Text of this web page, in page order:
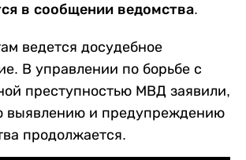
в сообщении ведомства.
ведется досудебное
В управлении по борьбе с
преступностью МВД заявили,
выявлению и предупреждению
продолжается.